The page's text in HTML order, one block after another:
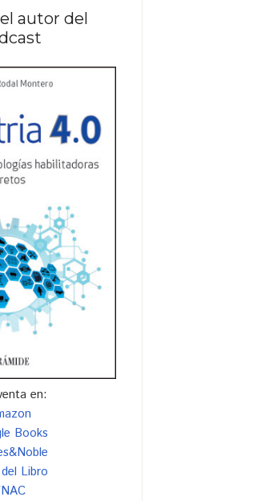
autor del
en:
Books
Libro